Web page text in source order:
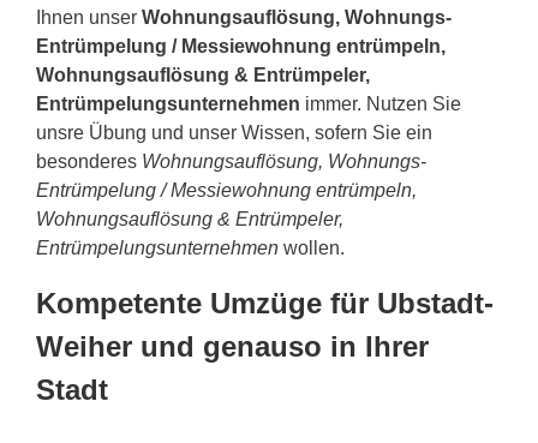
Ihnen unser Wohnungsauflösung, Wohnungs-
Entrümpelung / Messiewohnung entrümpeln,
Wohnungsauflösung & Entrümpeler,
Entrümpelungsunternehmen immer. Nutzen Sie
unsre Übung und unser Wissen, sofern Sie ein
besonderes Wohnungsauflösung, Wohnungs-
Entrümpelung / Messiewohnung entrümpeln,
Wohnungsauflösung & Entrümpeler,
Entrümpelungsunternehmen wollen.
Kompetente Umzüge für Ubstadt-
Weiher und genauso in Ihrer
Stadt